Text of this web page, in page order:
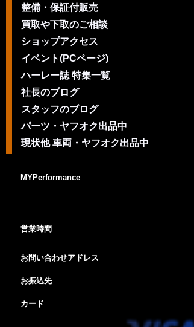
整備・保証付販売
買取や下取のご相談
ショップアクセス
イベント(PCページ)
ハーレー誌 特集一覧
社長のブログ
スタッフのブログ
パーツ・ヤフオク出品中
現状他 車両・ヤフオク出品中
MYPerformance
営業時間
お問い合わせアドレス
お振込先
カード